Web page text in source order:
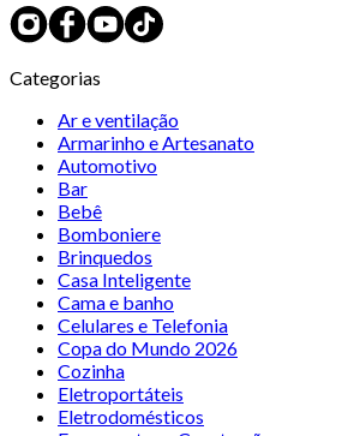
Categorias
Ar e ventilação
Armarinho e Artesanato
Automotivo
Bar
Bebê
Bomboniere
Brinquedos
Casa Inteligente
Cama e banho
Celulares e Telefonia
Copa do Mundo 2026
Cozinha
Eletroportáteis
Eletrodomésticos